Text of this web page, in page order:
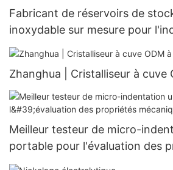
Fabricant de réservoirs de
inoxydable sur mesure pour
agroalimentaire | Zhanghua
Zhanghua | Cristalliseur à cuve
Meilleur testeur de micro-
portable pour l'évaluation des
mécaniques - Zhanghua Dryer